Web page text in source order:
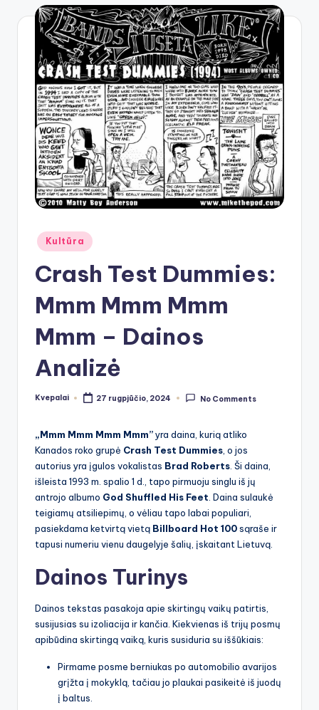
Posted
in
Kultūra
Crash Test Dummies:
Mmm Mmm Mmm
Mmm – Dainos
Analizė
Posted
Kvepalai 27 rugpjūčio, 2024 No Comments
„Mmm Mmm Mmm Mmm”yra daina, kurią atliko
Kanados roko grupė Crash Test Dummies , o jos
autorius yra įgulos vokalistas Brad Roberts . Ši daina,
išleista 1993 m. spalio 1 d., tapo pirmuoju singlu iš jų
antrojo albumo God Shuffled His Feet . Daina sulaukė
teigiamų atsiliepimų, o vėliau tapo labai populiari,
pasiekdama ketvirtą vietą Billboard Hot 100sąraše ir
tapusi numeriu vienu daugelyje šalių, įskaitant Lietuvą.
Dainos Turinys
Dainos tekstas pasakoja apie skirtingų vaikų patirtis,
susijusias su izoliacija ir kančia. Kiekvienas iš trijų posmų
apibūdina skirtingą vaiką, kuris susiduria su iššūkiais:
Pirmame posme berniukas po automobilio avarijos
grįžta į mokyklą, tačiau jo plaukai pasikeitė iš juodų
į baltus.